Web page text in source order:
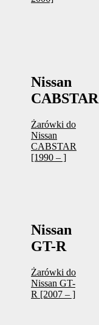
Nissan
CABSTAR
Żarówki do
Nissan
CABSTAR
[1990 – ]
Nissan
GT-R
Żarówki do
Nissan GT-
R [2007 – ]